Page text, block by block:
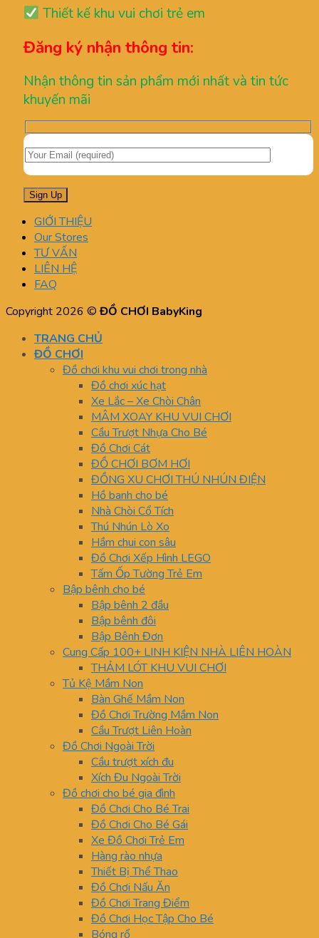
Thiết kế khu vui chơi trẻ em
Đăng ký nhận thông tin:
Nhận thông tin sản phẩm mới nhất và tin tức
khuyến mãi
GIỚI THIỆU
Our Stores
TƯ VẤN
LIÊN HỆ
FAQ
Copyright 2026 ©ĐỒ CHƠI BabyKing
TRANG CHỦ
ĐỒ CHƠI
Đồ chơi khu vui chơi trong nhà
Đồ chơi xúc hạt
Xe Lắc – Xe Chòi Chân
MÂM XOAY KHU VUI CHƠI
Cầu Trượt Nhựa Cho Bé
Đồ Chơi Cát
ĐỒ CHƠI BƠM HƠI
ĐỒNG XU CHƠI THÚ NHÚN ĐIỆN
Hồ banh cho bé
Nhà Chòi Cổ Tích
Thú Nhún Lò Xo
Hầm chui con sâu
Đồ Chơi Xếp Hình LEGO
Tấm Ốp Tường Trẻ Em
Bập bênh cho bé
Bập bênh 2 đầu
Bập bênh đôi
Bập Bênh Đơn
Cung Cấp 100+ LINH KIỆN NHÀ LIÊN HOÀN
THẢM LÓT KHU VUI CHƠI
Tủ Kệ Mầm Non
Bàn Ghế Mầm Non
Đồ Chơi Trường Mầm Non
Cầu Trượt Liên Hoàn
Đồ Chơi Ngoài Trời
Cầu trượt xích đu
Xích Đu Ngoài Trời
Đồ chơi cho bé gia đình
Đồ Chơi Cho Bé Trai
Đồ Chơi Cho Bé Gái
Xe Đồ Chơi Trẻ Em
Hàng rào nhựa
Thiết Bị Thể Thao
Đồ Chơi Nấu Ăn
Đồ Chơi Trang Điểm
Đồ Chơi Học Tập Cho Bé
Bóng rổ